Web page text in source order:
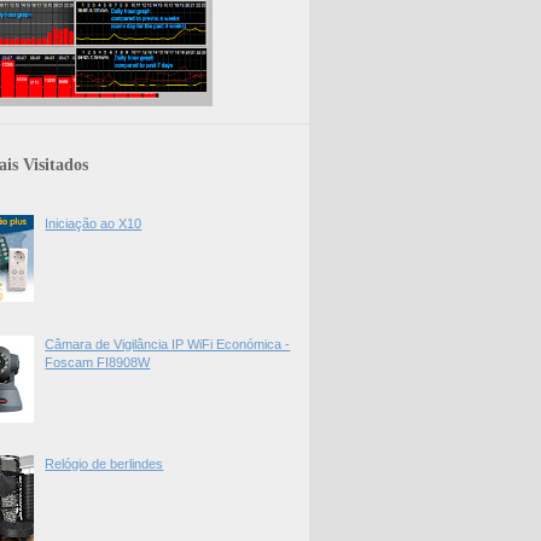
Visitados
Iniciação ao X10
Câmara de Vigilância IP WiFi Económica -
Foscam FI8908W
Relógio de berlindes